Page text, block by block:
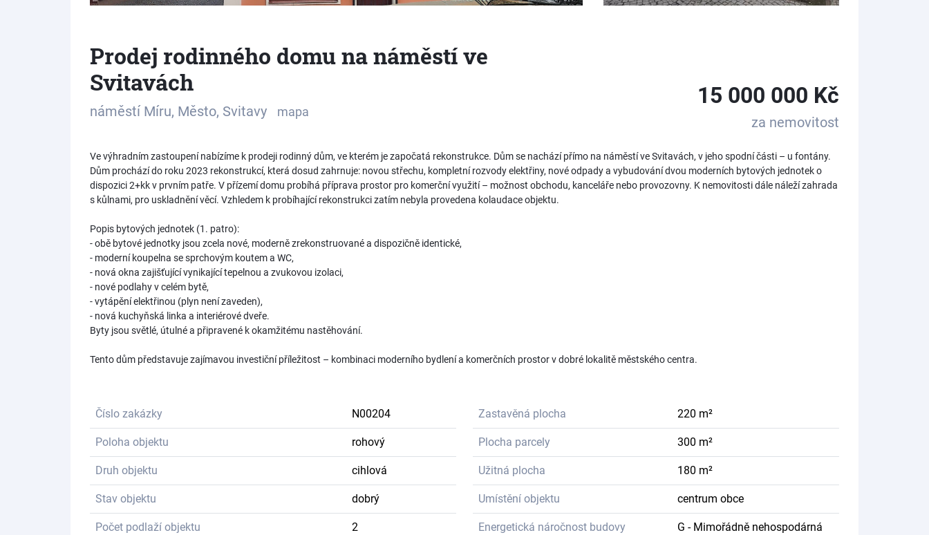
Prodej rodinného domu na náměstí ve
Svitavách
náměstí Míru, Město, Svitavy mapa
15 000 000 Kč
za nemovitost
Ve výhradním zastoupení nabízíme k prodeji rodinný dům, ve kterém je započatá rekonstrukce. Dům se nachází přímo na náměstí ve Svitavách, v jeho spodní části – u fontány.
Dům prochází do roku 2023 rekonstrukcí, která dosud zahrnuje: novou střechu, kompletní rozvody elektřiny, nové odpady a vybudování dvou moderních bytových jednotek o
dispozici 2+kk v prvním patře. V přízemí domu probíhá příprava prostor pro komerční využití – možnost obchodu, kanceláře nebo provozovny. K nemovitosti dále náleží zahrada
s kůlnami, pro uskladnění věcí. Vzhledem k probíhající rekonstrukci zatím nebyla provedena kolaudace objektu.
Popis bytových jednotek (1. patro):
- obě bytové jednotky jsou zcela nové, moderně zrekonstruované a dispozičně identické,
- moderní koupelna se sprchovým koutem a WC,
- nová okna zajišťující vynikající tepelnou a zvukovou izolaci,
- nové podlahy v celém bytě,
- vytápění elektřinou (plyn není zaveden),
- nová kuchyňská linka a interiérové dveře.
Byty jsou světlé, útulné a připravené k okamžitému nastěhování.
Tento dům představuje zajímavou investiční příležitost – kombinaci moderního bydlení a komerčních prostor v dobré lokalitě městského centra.
Číslo zakázky N00204
Poloha objektu rohový
Druh objektu cihlová
Stav objektu dobrý
Počet podlaží objektu 2
Zastavěná plocha 220 m²
Plocha parcely 300 m²
Užitná plocha 180 m²
Umístění objektu centrum obce
Energetická náročnost budovy G - Mimořádně nehospodárná